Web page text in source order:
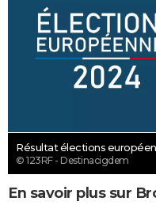
Résultat élections
© 123RF - Destinacigdem
En savoir plus sur